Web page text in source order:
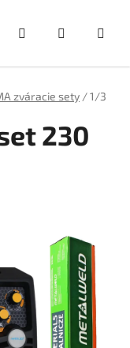
Hľadať
NÁKUPNÝ
zváracie sety /1/3
230